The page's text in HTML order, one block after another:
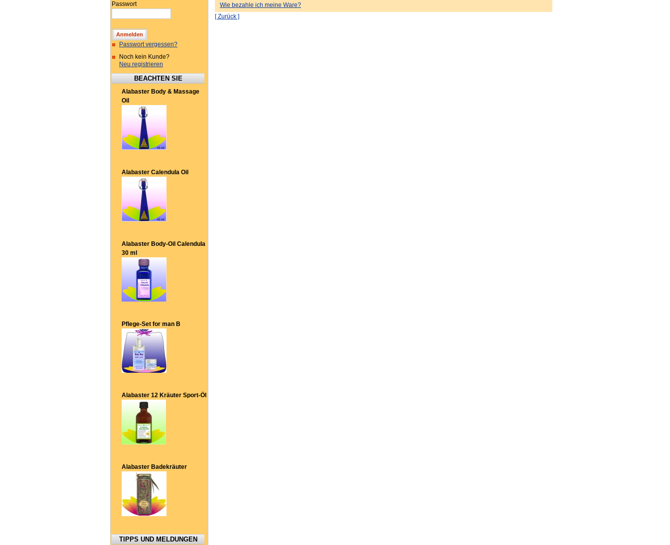
Passwort
Passwort vergessen?
Noch kein Kunde?
Neu registrieren
BEACHTEN SIE
Alabaster Body & Massage
Oil
Alabaster Calendula Oil
Alabaster Body-Oil Calendula
30 ml
Pflege-Set for man B
Alabaster 12 Kräuter Sport-Öl
Alabaster Badekräuter
TIPPS UND MELDUNGEN
Wie bezahle ich meine Ware?
[ Zurück ]